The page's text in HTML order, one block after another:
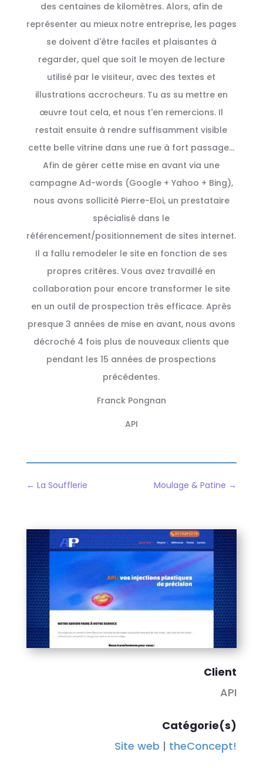
des centaines de kilomètres. Alors, afin de
représenter au mieux notre entreprise, les pages
se doivent d'être faciles et plaisantes à
regarder, quel que soit le moyen de lecture
utilisé par le visiteur, avec des textes et
illustrations accrocheurs. Tu as su mettre en
œuvre tout cela, et nous t'en remercions. Il
restait ensuite à rendre suffisamment visible
cette belle vitrine dans une rue à fort passage...
Afin de gérer cette mise en avant via une
campagne Ad-words (Google + Yahoo + Bing),
nous avons sollicité Pierre-Eloi, un prestataire
spécialisé dans le
référencement/positionnement de sites internet.
Il a fallu remodeler le site en fonction de ses
propres critères. Vous avez travaillé en
collaboration pour encore transformer le site
en un outil de prospection très efficace. Après
presque 3 années de mise en avant, nous avons
décroché 4 fois plus de nouveaux clients que
pendant les 15 années de prospections
précédentes.
Franck Pongnan
API
← La Soufflerie Moulage & Patine →
Client
API
Catégorie(s)
Site web | theConcept!